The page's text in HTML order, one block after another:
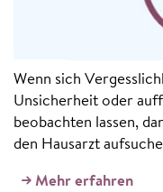
Wenn sich
Unsicherheit oder
beobachten lassen,
den Hausarzt
Mehr erfahren